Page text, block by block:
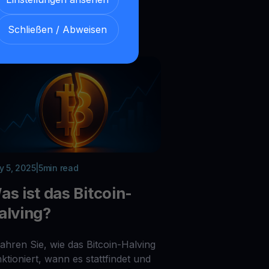
Schließen / Abweisen
kennen.
5, 2025| 5min read
ist das Bitcoin-
Sie, wie das Bitcoin-Halving
wann es stattfindet und